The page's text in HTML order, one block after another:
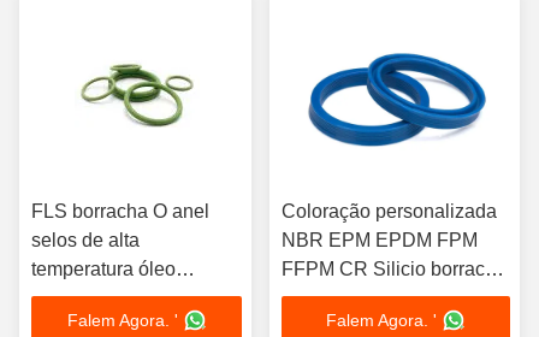
FLS borracha O anel
selos de alta
temperatura óleo
solvente resistente ao
oxigénio em
Falem Agora. '
Coloração personalizada
NBR EPM EPDM FPM
FFPM CR Silicio borracha
de pistão anel de vedação
Falem Agora. '